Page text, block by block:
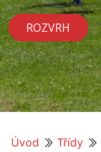
ROZVRH
Úvod Třídy